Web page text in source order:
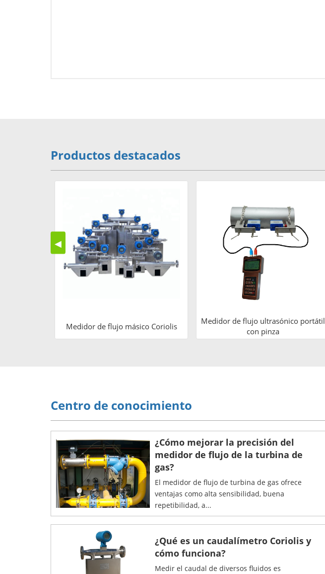
Productos destacados
Medidor de flujo másico Coriolis
Medidor de flujo ultrasónico portátil
con pinza
◀
Centro de conocimiento
¿Cómo mejorar la precisión del
medidor de flujo de la turbina de
gas?
El medidor de flujo de turbina de gas ofrece
ventajas como alta sensibilidad, buena
repetibilidad, a...
¿Qué es un caudalímetro Coriolis y
cómo funciona?
Medir el caudal de diversos fluidos es